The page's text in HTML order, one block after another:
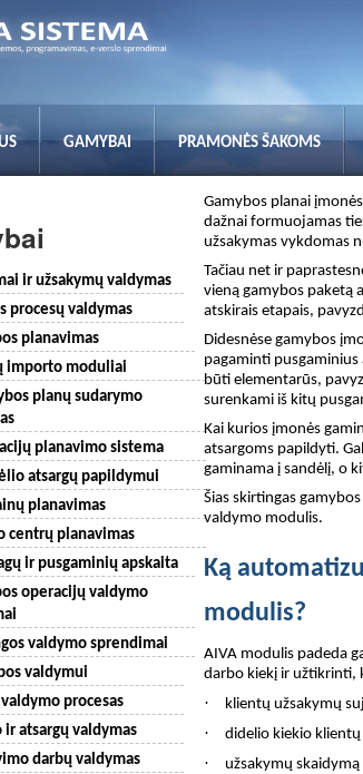
GAMYBAI PRAMONĖS ŠAKOMS
ir užsakymų valdymas
procesų valdymas
planavimas
importo moduliai
planų sudarymo
planavimo sistema
atsargų papildymui
planavimas
centrų planavimas
ir pusgaminių apskaita
operacijų valdymo
valdymo sprendimai
valdymui
procesas
ir atsargų valdymas
darbų valdymas
Gamybos planai
dažnai formuojamas
užsakymas vykdomas
Tačiau net ir
vieną gamybos paketą
atskirais etapais,
Didesnėse gamybos
pagaminti pusgaminius
būti elementarūs,
surenkami iš kitų
Kai kurios įmonės
atsargoms papildyti.
gaminama į sandėlį, o
Šias skirtingas
valdymo modulis.
Ką
modulis?
AIVA modulis padeda
darbo kiekį ir užtikrinti,
· klientų užsakymų
· didelio kiekio
·
užsakymų